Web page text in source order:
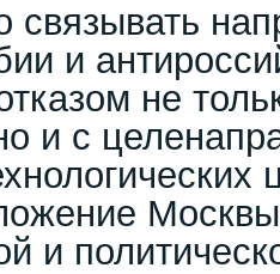
связывать
и
не
и с
и